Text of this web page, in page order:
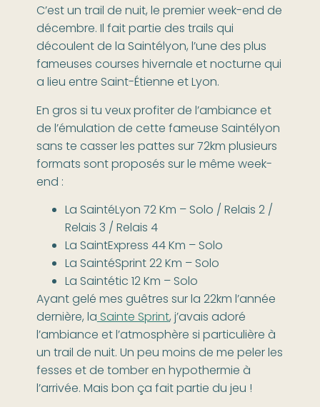
C’est un trail de nuit, le premier week-end de
décembre. Il fait partie des trails qui
découlent de la Saintélyon, l’une des plus
fameuses courses hivernale et nocturne qui
a lieu entre Saint-Étienne et Lyon.
En gros si tu veux profiter de l’ambiance et
de l’émulation de cette fameuse Saintélyon
sans te casser les pattes sur 72km plusieurs
formats sont proposés sur le même week-
end :
La SaintéLyon 72 Km – Solo / Relais 2 /
Relais 3 / Relais 4
La SaintExpress 44 Km – Solo
La SaintéSprint 22 Km – Solo
La Saintétic 12 Km – Solo
Ayant gelé mes guêtres sur la 22km l’année
dernière, laSainte Sprint, j’avais adoré
l’ambiance et l’atmosphère si particulière à
un trail de nuit. Un peu moins de me peler les
fesses et de tomber en hypothermie à
l’arrivée. Mais bon ça fait partie du jeu !